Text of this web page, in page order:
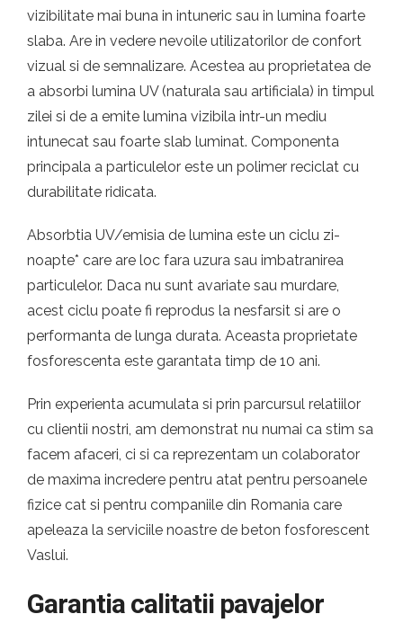
vizibilitate mai buna in intuneric sau in lumina foarte
slaba. Are in vedere nevoile utilizatorilor de confort
vizual si de semnalizare. Acestea au proprietatea de
a absorbi lumina UV (naturala sau artificiala) in timpul
zilei si de a emite lumina vizibila intr-un mediu
intunecat sau foarte slab luminat. Componenta
principala a particulelor este un polimer reciclat cu
durabilitate ridicata.
Absorbtia UV/emisia de lumina este un ciclu zi-
noapte* care are loc fara uzura sau imbatranirea
particulelor. Daca nu sunt avariate sau murdare,
acest ciclu poate fi reprodus la nesfarsit si are o
performanta de lunga durata. Aceasta proprietate
fosforescenta este garantata timp de 10 ani.
Prin experienta acumulata si prin parcursul relatiilor
cu clientii nostri, am demonstrat nu numai ca stim sa
facem afaceri, ci si ca reprezentam un colaborator
de maxima incredere pentru atat pentru persoanele
fizice cat si pentru companiile din Romania care
apeleaza la serviciile noastre de beton fosforescent
Vaslui.
Garantia calitatii pavajelor